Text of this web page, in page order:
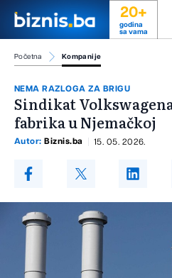
20+
godina
sa vama
Početna Kompanije
NEMA RAZLOGA ZA BRIGU
Sindikat
fabrika u Njemačkoj
Autor: Biznis.ba 15. 05. 2026.